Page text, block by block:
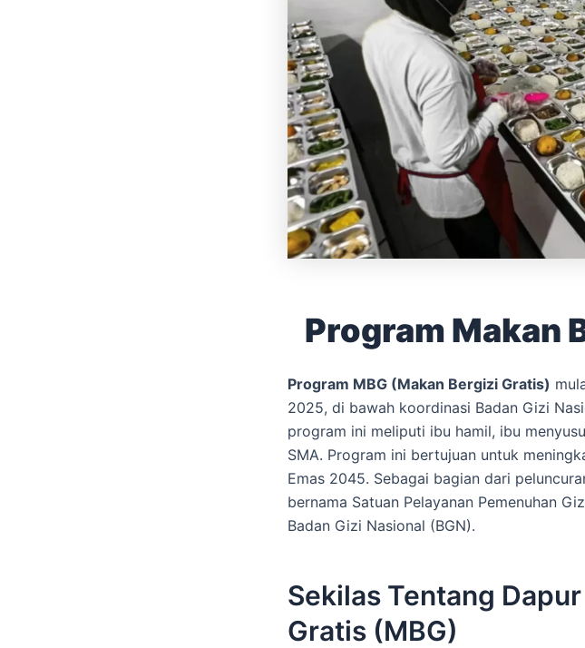
Program Makan
Program MBG (Makan Bergizi Gratis)
2025, di bawah koordinasi Badan Gizi
program ini meliputi ibu hamil, ibu
SMA. Program ini bertujuan untuk
Emas 2045. Sebagai bagian dari
bernama Satuan Pelayanan Pemenuhan
Badan Gizi Nasional (BGN).
Sekilas Tentang
Gratis (MBG)